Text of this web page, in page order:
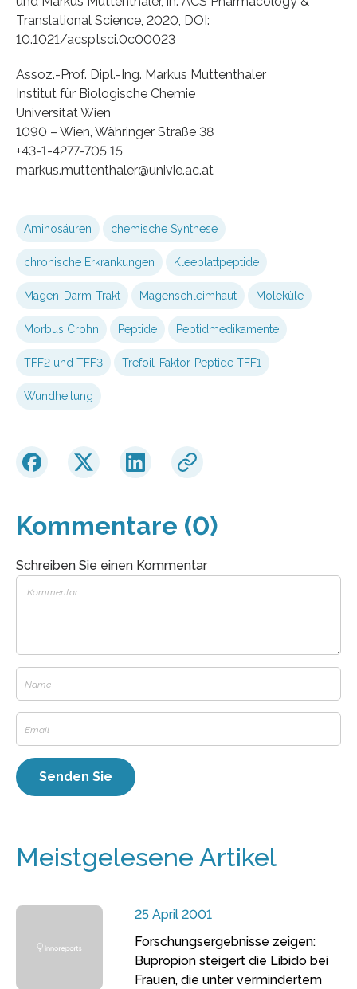
Translational Science, 2020, DOI:
10.1021/acsptsci.0c00023
Assoz.-Prof. Dipl.-Ing. Markus Muttenthaler
Institut für Biologische Chemie
Universität Wien
1090 – Wien, Währinger Straße 38
+43-1-4277-705 15
markus.muttenthaler@univie.ac.at
Aminosäuren chemische Synthese
chronische Erkrankungen Kleeblattpeptide
Magen-Darm-Trakt Magenschleimhaut Moleküle
Morbus Crohn Peptide Peptidmedikamente
TFF2 und TFF3 Trefoil-Faktor-Peptide TFF1
Wundheilung
Kommentare (0)
Schreiben Sie einen Kommentar
Meistgelesene Artikel
25 April 2001
Forschungsergebnisse zeigen:
Bupropion steigert die Libido bei
Frauen, die unter vermindertem